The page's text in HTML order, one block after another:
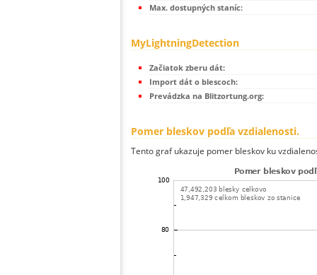
Max. dostupných staníc:
MyLightningDetection
Začiatok zberu dát:
Import dát o blescoch:
Prevádzka na Blitzortung.org:
Pomer bleskov podľa vzdialenosti.
Tento graf ukazuje pomer bleskov ku